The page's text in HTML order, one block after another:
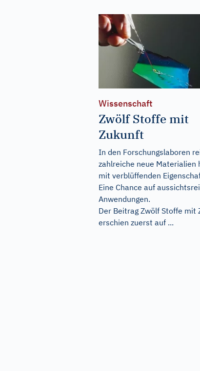
Wissenschaft
Zwölf Stoffe mit
Zukunft
In den Forschungslaboren
zahlreiche neue Materialien
mit verblüffenden
Eine Chance auf
Anwendungen.
Der Beitrag Zwölf Stoffe mit
erschien zuerst auf ...